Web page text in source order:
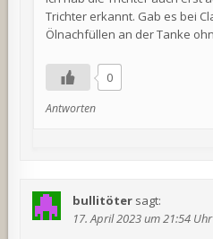
Trichter erkannt. Gab es bei
Ölnachfüllen an der Tanke
0
Antworten
bullitöter sagt:
17. April 2023 um 21:54 Uhr